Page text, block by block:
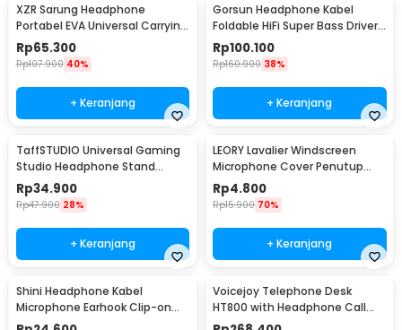
XZR Sarung Headphone
Portabel EVA Universal Carrying
Case - XZ24
Rp65.300
Rp107.900 40%
+ Keranjang
Gorsun Headphone Kabel
Foldable HiFi Super Bass Driver
40mm Jack 3.5mm - GS-778
Rp100.100
Rp160.900 38%
+ Keranjang
TaffSTUDIO Universal Gaming
Studio Headphone Stand
Hanger Bracket - NB-Z3
Rp34.900
Rp47.900 28%
+ Keranjang
LEORY Lavalier Windscreen
Microphone Cover Penutup
Busa Mikrofon - LE1
Rp4.800
Rp15.900 70%
+ Keranjang
Shini Headphone Kabel
Microphone Earhook Clip-on
Sporty Jack 3.5mm - SN360
Voicejoy Telephone Desk
HT800 with Headphone Call
Center VH500